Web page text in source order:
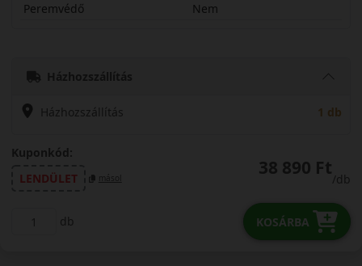
Peremvédő
Nem
Házhozszállítás
Házhozszállítás 1 db
Kuponkód:
LENDÜLET
másol 38 890 Ft
/db
db KOSÁRBA